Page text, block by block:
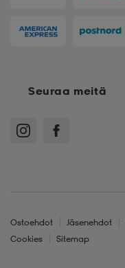
Seuraa meitä
Ostoehdot Jäsenehdot
Cookies
Sitemap